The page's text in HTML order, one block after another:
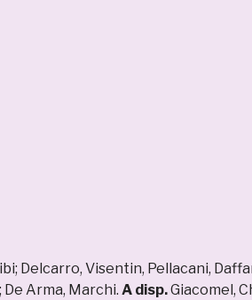
Delcarro, Visentin, Pellacani,
De Arma, Marchi. A disp.Giacomel,